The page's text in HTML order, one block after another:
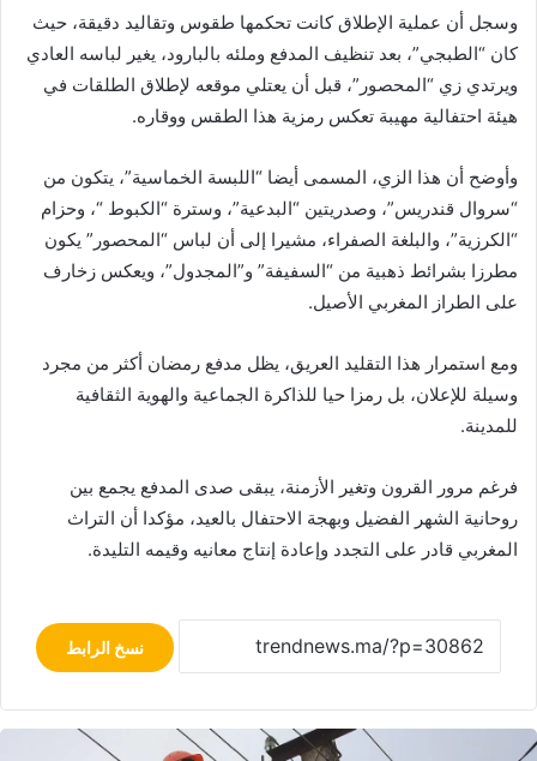
وسجل أن عملية الإطلاق كانت تحكمها طقوس وتقاليد دقيقة، حيث
كان “الطبجي”، بعد تنظيف المدفع وملئه بالبارود، يغير لباسه العادي
ويرتدي زي “المحصور”، قبل أن يعتلي موقعه لإطلاق الطلقات في
هيئة احتفالية مهيبة تعكس رمزية هذا الطقس ووقاره.
وأوضح أن هذا الزي، المسمى أيضا “اللبسة الخماسية”، يتكون من
“سروال قندريس”، وصدريتين “البدعية”، وسترة “الكبوط “، وحزام
“الكرزية”، والبلغة الصفراء، مشيرا إلى أن لباس “المحصور” يكون
مطرزا بشرائط ذهبية من “السفيفة” و”المجدول”، ويعكس زخارف
على الطراز المغربي الأصيل.
ومع استمرار هذا التقليد العريق، يظل مدفع رمضان أكثر من مجرد
وسيلة للإعلان، بل رمزا حيا للذاكرة الجماعية والهوية الثقافية
للمدينة.
فرغم مرور القرون وتغير الأزمنة، يبقى صدى المدفع يجمع بين
روحانية الشهر الفضيل وبهجة الاحتفال بالعيد، مؤكدا أن التراث
المغربي قادر على التجدد وإعادة إنتاج معانيه وقيمه التليدة.
نسخ الرابط